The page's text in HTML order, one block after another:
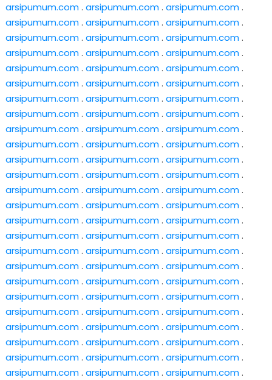
arsipumum.com. arsipumum.com. arsipumum.com.
arsipumum.com. arsipumum.com. arsipumum.com.
arsipumum.com. arsipumum.com. arsipumum.com.
arsipumum.com. arsipumum.com. arsipumum.com.
arsipumum.com. arsipumum.com. arsipumum.com.
arsipumum.com. arsipumum.com. arsipumum.com.
arsipumum.com. arsipumum.com. arsipumum.com.
arsipumum.com. arsipumum.com. arsipumum.com.
arsipumum.com. arsipumum.com. arsipumum.com.
arsipumum.com. arsipumum.com. arsipumum.com.
arsipumum.com. arsipumum.com. arsipumum.com.
arsipumum.com. arsipumum.com. arsipumum.com.
arsipumum.com. arsipumum.com. arsipumum.com.
arsipumum.com. arsipumum.com. arsipumum.com.
arsipumum.com. arsipumum.com. arsipumum.com.
arsipumum.com. arsipumum.com. arsipumum.com.
arsipumum.com. arsipumum.com. arsipumum.com.
arsipumum.com. arsipumum.com. arsipumum.com.
arsipumum.com. arsipumum.com. arsipumum.com.
arsipumum.com. arsipumum.com. arsipumum.com.
arsipumum.com. arsipumum.com. arsipumum.com.
arsipumum.com. arsipumum.com. arsipumum.com.
arsipumum.com. arsipumum.com. arsipumum.com.
arsipumum.com. arsipumum.com. arsipumum.com.
arsipumum.com. arsipumum.com. arsipumum.com.